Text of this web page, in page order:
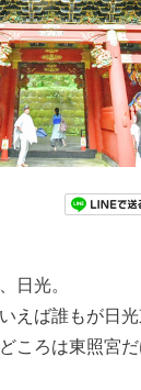
日光。
えば誰もが日
ころは東照宮